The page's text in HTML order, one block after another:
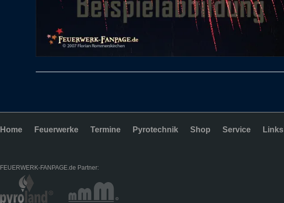
Home Feuerwerke Termine Pyrotechnik Shop Service Links
FEUERWERK-FANPAGE.de Partner: